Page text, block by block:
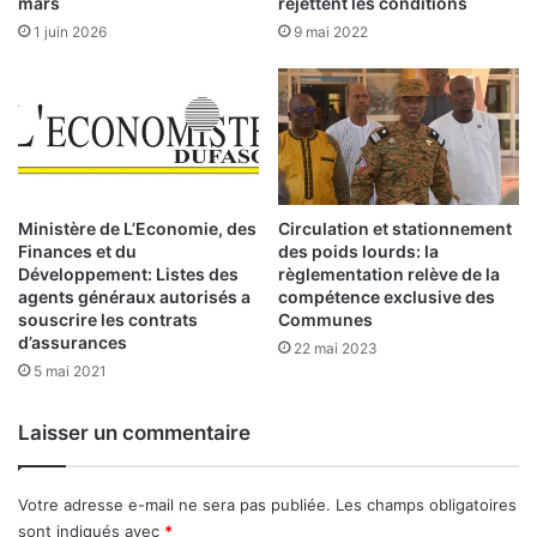
U
n
i
n
j
u
s
t
i
e
l
’
é
1 juin 2026 9 mai 2022
Ministère de L’Economie, des
Finances et du
Développement: Listes des
agents généraux autorisés a
souscrire les contrats
d’assurances
5 mai 2021
Circulation et stationnement
des poids lourds: la
règlementation relève de la
compétence exclusive des
Communes
22 mai 2023
Laisser un commentaire
Votre adresse e-mail ne sera pas publiée. Les champs obligatoires
sont indiqués avec *